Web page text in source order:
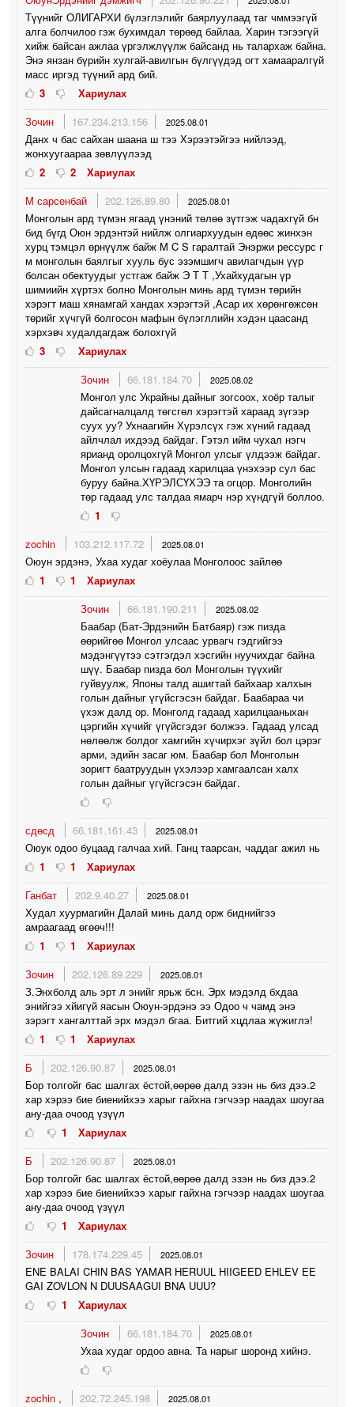
Түүнийг ОЛИГАРХИ бүлэглэлийг баярлуулаад таг чммээгүй
алга болчилоо гэж бухимдал төрөөд байлаа. Харин тэгээгүй
хийж байсан ажлаа үргэлжлүүлж байсанд нь талархаж байна.
Энэ янзан бүрийн хулгай-авилгын бүлгүүдэд огт хамааралгүй
масс иргэд түүний ард бий.
3
Хариулах
Зочин
167.234.213.156 2025.08.01
Данх ч бас сайхан шаана ш тээ Хэрээтэйгээ нийлээд,
жонхуугаараа зөвлүүлээд
2
2
Хариулах
М сарсенбай
202.126.89.80 2025.08.01
Монголын ард түмэн ягаад үнэний төлөө зүтгэж чадахгүй бн
бид бүгд Оюн эрдэнтэй нийлж олгиархуудын өдөөс жинхэн
хурц тэмцэл өрнүүлж байж M C S гаралтай Энэржи рессурс г
м монголын баялгыг хууль бус эзэмшигч авилагчдын үүр
болсан обектуудыг устгаж байж Э Т Т ,Ухайхудагын үр
шимиийн хүртэх болно Монголын минь ард түмэн төрийн
хэрэгт маш хянамгай хандах хэрэгтэй ,Асар их хөрөнгөжсөн
төрийг хүчгүй болгосон мафын бүлэгллийн хэдэн цаасанд
хэрхэвч худалдагдаж болохгүй
3
Хариулах
Зочин
66.181.184.70 2025.08.02
Монгол улс Украйны дайныг зогсоох, хоёр талыг
дайсагналцалд төгсгөл хэрэгтэй хараад зүгээр
суух уу? Ухнаагийн Хүрэлсүх гэж хүний гадаад
айлчлал ихдээд байдаг. Гэтэл ийм чухал нэгч
ярианд оролцохгүй Монгол улсыг үлдээж байдаг.
Монгол улсын гадаад харилцаа үнэхээр сул бас
буруу байна.ХҮРЭЛСҮХЭЭ та огцор. Монголийн
төр гадаад улс талдаа ямарч нэр хүндгүй боллоо.
1
zochin
103.212.117.72 2025.08.01
Оюун эрдэнэ, Ухаа худаг хоёулаа Монголоос зайлөө
1
1
Хариулах
Зочин
66.181.190.211 2025.08.02
Баабар (Бат-Эрдэнийн Батбаяр) гэж пизда
өөрийгөө Монгол улсаас урвагч гэдгийгээ
мэдэнгүүтээ сэтгэгдэл хэсгийн нуучихдаг байна
шүү. Баабар пизда бол Монголын түүхийг
гуйвуулж, Японы талд ашигтай байхаар халхын
голын дайныг үгүйсгэсэн байдаг. Баабараа чи
үхэж далд ор. Монголд гадаад харилцааныхан
цэргийн хүчийг үгүйсгэдэг болжээ. Гадаад улсад
нөлөөлж болдог хамгийн хүчирхэг зүйл бол цэрэг
арми, эдийн засаг юм. Баабар бол Монголын
зоригт баатруудын үхэлээр хамгаалсан халх
голын дайныг үгүйсгэсэн байдаг.
сдөсд 66.181.161.43 2025.08.01
Оюук одоо буцаад галчаа хий. Ганц таарсан, чаддаг ажил нь
1
1
Хариулах
Ганбат
202.9.40.27 2025.08.01
Худал хуурмагийн Далай минь далд орж биднийгээ
амраагаад өгөөч!!!
1
1
Хариулах
Зочин
202.126.89.229 2025.08.01
З.Энхболд аль эрт л энийг ярьж бсн. Эрх мэдэлд бхдаа
энийгээ хйигүй яасын Оюун-эрдэнэ ээ Одоо ч чамд энэ
зэрэгт хангалттай эрх мэдэл бгаа. Битгий хцдлаа жүжиглэ!
1
1
Хариулах
Б
202.126.90.87 2025.08.01
Бор толгойг бас шалгах ёстой,өөрөө далд эзэн нь биз дээ.2
хар хэрээ бие биенийхээ харыг гайхна гэгчээр наадах шоугаа
ану-даа очоод үзүүл
1
Хариулах
Б
202.126.90.87 2025.08.01
Бор толгойг бас шалгах ёстой,өөрөө далд эзэн нь биз дээ.2
хар хэрээ бие биенийхээ харыг гайхна гэгчээр наадах шоугаа
ану-даа очоод үзүүл
1
Хариулах
Зочин
178.174.229.45 2025.08.01
ENE BALAI CHIN BAS YAMAR HERUUL HIIGEED EHLEV EE
GAI ZOVLON N DUUSAAGUI BNA UUU?
1
Хариулах
Зочин
66.181.184.70 2025.08.01
Ухаа худаг ордоо авна. Та нарыг шоронд хийнэ.
zochin , 202.72.245.198 2025.08.01